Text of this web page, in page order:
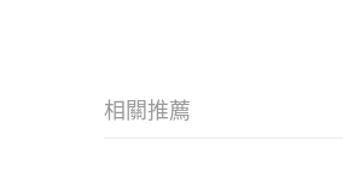
相關推薦